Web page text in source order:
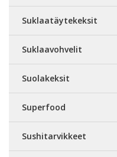
Suklaatäytekeksit
Suklaavohvelit
Suolakeksit
Superfood
Sushitarvikkeet